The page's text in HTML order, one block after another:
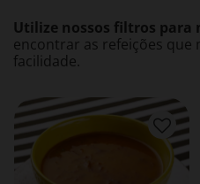
Utilize nossos filtros para
encontrar as refeições que
facilidade.